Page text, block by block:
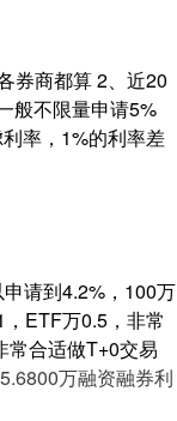
券商都算 2、近20
般不限量申请5%
率，1%的利率差
请到4.2%，100万
ETF万0.5，非常
常合适做T+0交易
800万融资融券利